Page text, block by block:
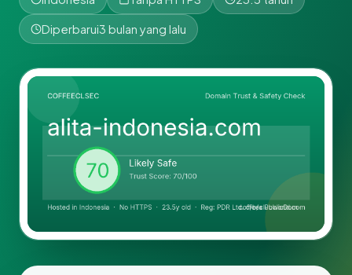
Diperbarui3 bulan yang lalu